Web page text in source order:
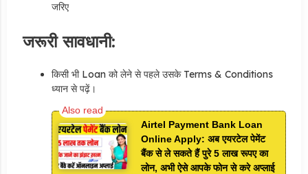
जरिए
जरूरी सावधानी:
किसी भी Loan को लेने से पहले उसके Terms & Conditions
ध्यान से पढ़ें।
Airtel Payment Bank Loan
Online Apply: अब एयरटेल पेमेंट
बैंक से ले सकते हैं पुरे 5 लाख रूपए का
लोन, अभी ऐसे आपके फोन से करे अप्लाई